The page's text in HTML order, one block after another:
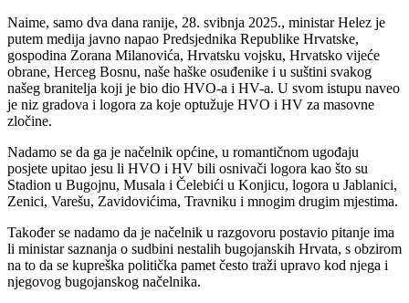
Naime, samo dva dana ranije, 28. svibnja 2025., ministar Helez je
putem medija javno napao Predsjednika Republike Hrvatske,
gospodina Zorana Milanovića, Hrvatsku vojsku, Hrvatsko vijeće
obrane, Herceg Bosnu, naše haške osuđenike i u suštini svakog
našeg branitelja koji je bio dio HVO-a i HV-a. U svom istupu naveo
je niz gradova i logora za koje optužuje HVO i HV za masovne
zločine.
Nadamo se da ga je načelnik općine, u romantičnom ugođaju
posjete upitao jesu li HVO i HV bili osnivači logora kao što su
Stadion u Bugojnu, Musala i Čelebići u Konjicu, logora u Jablanici,
Zenici, Varešu, Zavidovićima, Travniku i mnogim drugim mjestima.
Također se nadamo da je načelnik u razgovoru postavio pitanje ima
li ministar saznanja o sudbini nestalih bugojanskih Hrvata, s obzirom
na to da se kupreška politička pamet često traži upravo kod njega i
njegovog bugojanskog načelnika.